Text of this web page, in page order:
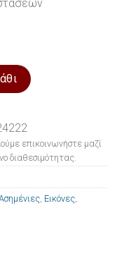
& η Αγία
επικοινωνήστε μαζί
διαθεσιμότητας.
Εικόνες